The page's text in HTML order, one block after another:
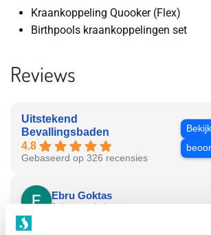
Kraankoppeling Quooker (Flex)
Birthpools kraankoppelingen set
Reviews
Uitstekend
Bevallingsbaden
4.8
Gebaseerd op 326 recensies
Ebru Goktas
2 dagen geleden